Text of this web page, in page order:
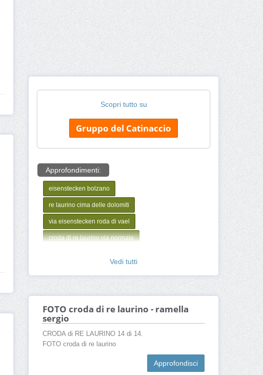
Scopri tutto su
Gruppo del Catinaccio
Approfondimenti:
eisenstecken bolzano
re laurino cima delle dolomiti
via eisenstecken roda di vael
croda di re laurino via normale
Vedi tutti
FOTO croda di re laurino - ramella
sergio
CRODA di RE LAURINO 14 di 14.
FOTO croda di re laurino
Approfondisci